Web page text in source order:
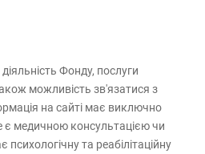
Фонду, послуги
можливість зв'язатися з
на сайті має виключно
є медичною консультацією чи
та реабілітаційну